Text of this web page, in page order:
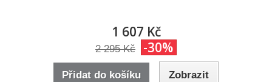
1 607 Kč
2 295 Kč -30%
Přidat do košíku Zobrazit